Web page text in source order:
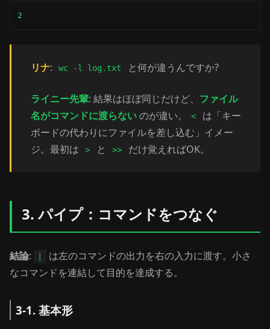
2
リナ: wc -l log.txt と何が違うんですか?
ライニー先輩: 結果はほぼ同じだけど、 ファイル
名がコマンドに渡らないのが違い。 <
は「キー
ボードの代わりにファイルを差し込む」イメー
ジ。最初は
> と >> だけ覚えればOK。
3. パイプ：コマンドをつなぐ
結論:
は左のコマンドの出力を右の入力に渡す。小さ
なコマンドを連結して目的を達成する。
3-1. 基本形